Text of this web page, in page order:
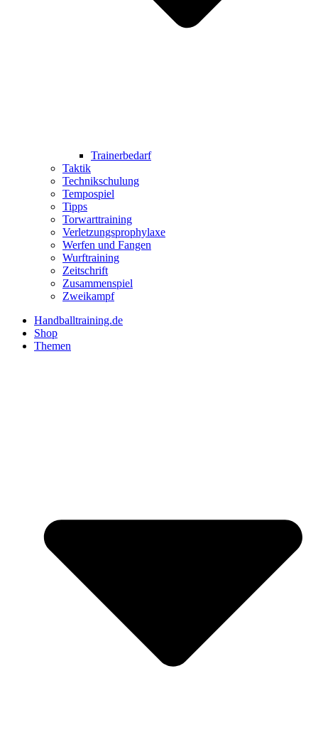
Trainerbedarf
Taktik
Technikschulung
Tempospiel
Tipps
Torwarttraining
Verletzungsprophylaxe
Werfen und Fangen
Wurftraining
Zeitschrift
Zusammenspiel
Zweikampf
Handballtraining.de
Shop
Themen